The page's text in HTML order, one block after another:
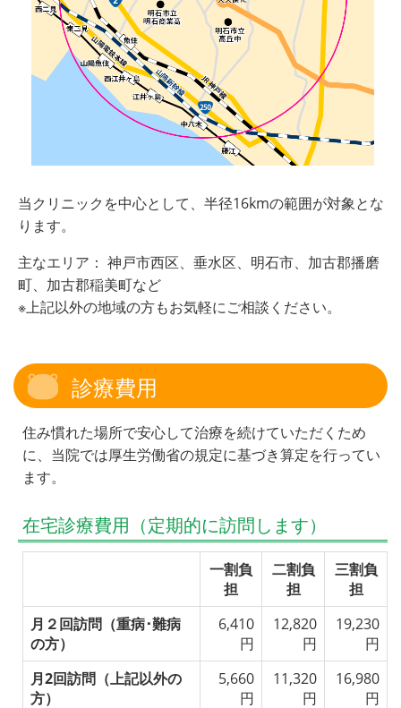
当クリニックを中心として、半径16kmの範囲が対象とな
ります。
主なエリア： 神戸市西区、垂水区、明石市、加古郡播磨
町、加古郡稲美町など
※上記以外の地域の方もお気軽にご相談ください。
診療費用
住み慣れた場所で安心して治療を続けていただくため
に、当院では厚生労働省の規定に基づき算定を行ってい
ます。
在宅診療費用（定期的に訪問します）
一割負
担
二割負
担
三割負
担
月２回訪問（重病･難病
の方）
6,410
円
12,820
円
19,230
円
月2回訪問（上記以外の
方）
5,660
円
11,320
円
16,980
円